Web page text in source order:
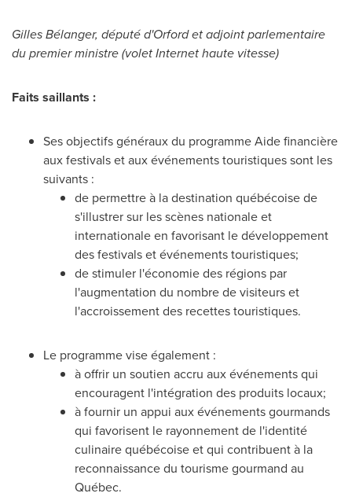
Gilles Bélanger, député d'Orfordet adjoint parlementaire
du premier ministre (volet Internet haute vitesse)
Faits saillants :
Ses objectifs généraux du programme Aide financière
aux festivals et aux événements touristiques sont les
suivants :
de permettre à la destination québécoise de
s'illustrer sur les scènes nationale et
internationale en favorisant le développement
des festivals et événements touristiques;
de stimuler l'économie des régions par
l'augmentation du nombre de visiteurs et
l'accroissement des recettes touristiques.
Le programme vise également :
à offrir un soutien accru aux événements qui
encouragent l'intégration des produits locaux;
à fournir un appui aux événements gourmands
qui favorisent le rayonnement de l'identité
culinaire québécoise et qui contribuent à la
reconnaissance du tourisme gourmand au
Québec.